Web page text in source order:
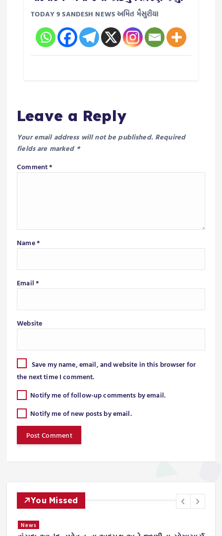
TODAY 9 SANDESH NEWS અમિત મૈસુરીયા
Leave a Reply
Your email address will not be published. Required
fields are marked *
Comment*
Name*
Email*
Website
Save my name, email, and website in this browser for
the next time I comment.
Notify me of follow-up comments by email.
Notify me of new posts by email.
You Missed
News